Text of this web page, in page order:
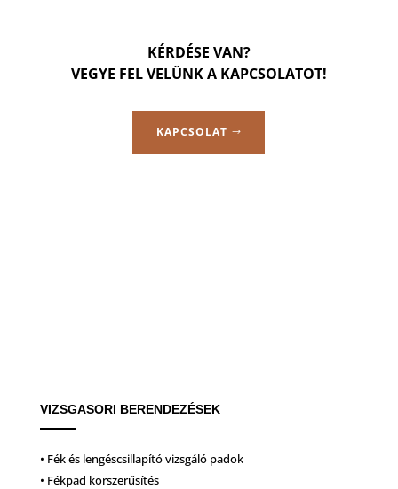
KÉRDÉSE VAN?
VEGYE FEL VELÜNK A KAPCSOLATOT!
KAPCSOLAT
VIZSGASORI BERENDEZÉSEK
• Fék és lengéscsillapító vizsgáló padok
• Fékpad korszerűsítés